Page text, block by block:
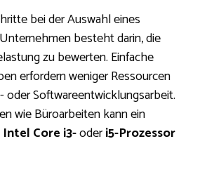
bei der Auswahl eines
besteht darin, die
zu bewerten. Einfache
erfordern weniger Ressourcen
oder Softwareentwicklungsarbeit.
wie Büroarbeiten kann ein
Intel Core i3-oderi5-Prozessor